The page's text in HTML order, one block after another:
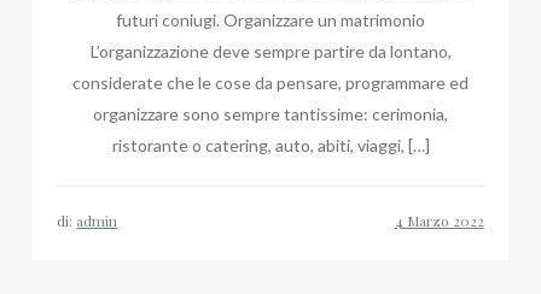
futuri coniugi. Organizzare un matrimonio
L’organizzazione deve sempre partire da lontano,
considerate che le cose da pensare, programmare ed
organizzare sono sempre tantissime: cerimonia,
ristorante o catering, auto, abiti, viaggi, […]
di: admin